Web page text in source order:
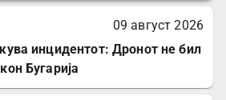
09 август 2026
инцидентот: Дронот не бил
Бугарија